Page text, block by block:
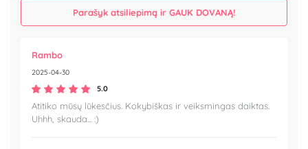
Parašyk atsiliepimą ir GAUK DOVANĄ!
Rambo
2025-04-30
5.0
Atitiko mūsų lūkesčius. Kokybiškas ir veiksmingas daiktas.
Uhhh, skauda... :)